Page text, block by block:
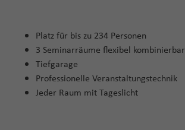
Platz für bis zu 234 Personen
3 Seminarräume flexibel kombinierbar
Tiefgarage
Professionelle Veranstaltungstechnik
Jeder Raum mit Tageslicht